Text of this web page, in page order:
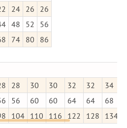
24 26
26
48 52
56
74 80 86
28 30 30 32 32 34
56 60 60 64 64 68
104 110 116 122 128 134